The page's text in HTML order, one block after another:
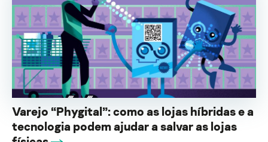
Varejo “Phygital”: como as lojas híbridas e a
tecnologia podem ajudar a salvar as lojas